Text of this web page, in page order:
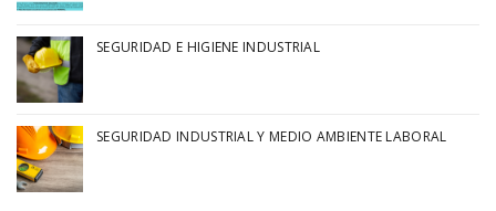
SEGURIDAD E HIGIENE INDUSTRIAL
SEGURIDAD INDUSTRIAL Y MEDIO AMBIENTE LABORAL